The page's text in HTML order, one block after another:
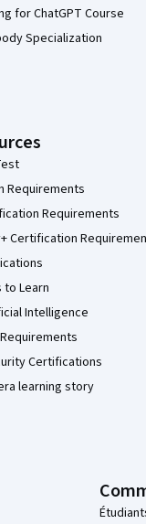
for ChatGPT Course
Specialization
Requirements
Requirements
Certification
to Learn
Intelligence
Certifications
learning story